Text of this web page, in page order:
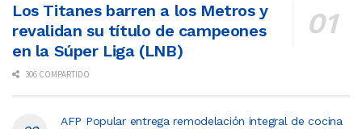
Los Titanes barren a los Metros y
revalidan su título de campeones
en la Súper Liga (LNB)
306 COMPARTIDO
AFP Popular entrega remodelación integral de cocina